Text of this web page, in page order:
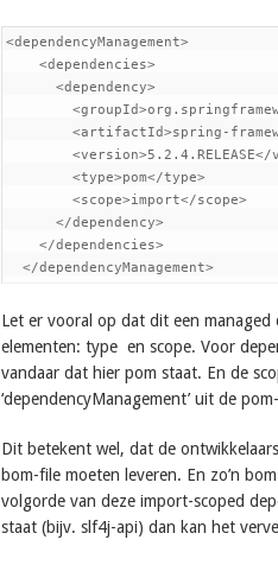
<dependencyManagement>
<dependencies>
<dependency>
<artifactId>spring-
<version>5.2.4.RELEASE</
<type>pom</type>
<scope>import</scope>
</dependency>
</dependencies>
  </dependencyManagement>
Let er vooral op dat dit een
elementen: type en scope. Voor
vandaar dat hier pom staat. En de
‘dependencyManagement’ uit de
Dit betekent wel, dat de
bom-file moeten leveren. En zo’n
volgorde van deze import-scoped
staat (bijv. slf4j-api) dan kan het